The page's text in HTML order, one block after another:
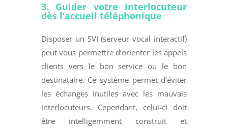
3. Guider votre interlocuteur
dès l’accueil téléphonique
Disposer un SVI (serveur vocal interactif)
peut vous permettre d’orienter les appels
clients vers le bon service ou le bon
destinataire. Ce système permet d’éviter
les échanges inutiles avec les mauvais
interlocuteurs. Cependant, celui-ci doit
être intelligemment construit et